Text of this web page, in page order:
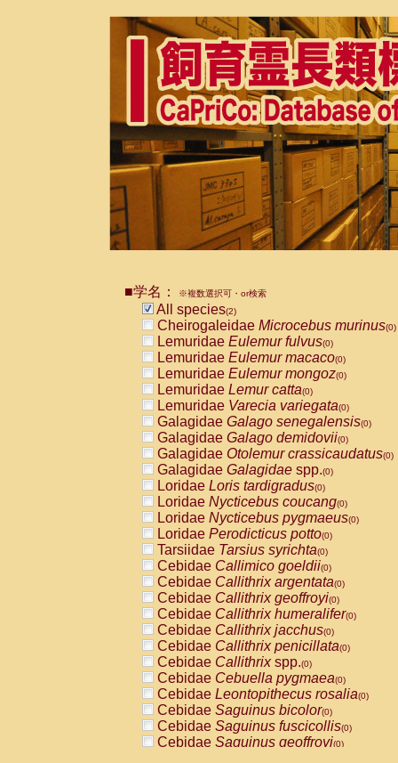
■学名： ※複数選択可・or検索
All species(2)
Cheirogaleidae Microcebus murinus(0)
Lemuridae Eulemur fulvus(0)
Lemuridae Eulemur macaco(0)
Lemuridae Eulemur mongoz(0)
Lemuridae Lemur catta(0)
Lemuridae Varecia variegata(0)
Galagidae Galago senegalensis(0)
Galagidae Galago demidovii(0)
Galagidae Otolemur crassicaudatus(0)
Galagidae Galagidae spp.(0)
Loridae Loris tardigradus(0)
Loridae Nycticebus coucang(0)
Loridae Nycticebus pygmaeus(0)
Loridae Perodicticus potto(0)
Tarsiidae Tarsius syrichta(0)
Cebidae Callimico goeldii(0)
Cebidae Callithrix argentata(0)
Cebidae Callithrix geoffroyi(0)
Cebidae Callithrix humeralifer(0)
Cebidae Callithrix jacchus(0)
Cebidae Callithrix penicillata(0)
Cebidae Callithrixspp.(0)
Cebidae Cebuella pygmaea(0)
Cebidae Leontopithecus rosalia(0)
Cebidae Saguinus bicolor(0)
Cebidae Saguinus fuscicollis(0)
Cebidae Saguinus geoffroyi(0)